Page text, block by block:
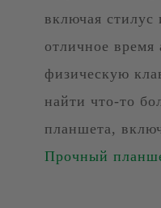
включая
отличное
физическую
найти что-то
планшета,
Прочный